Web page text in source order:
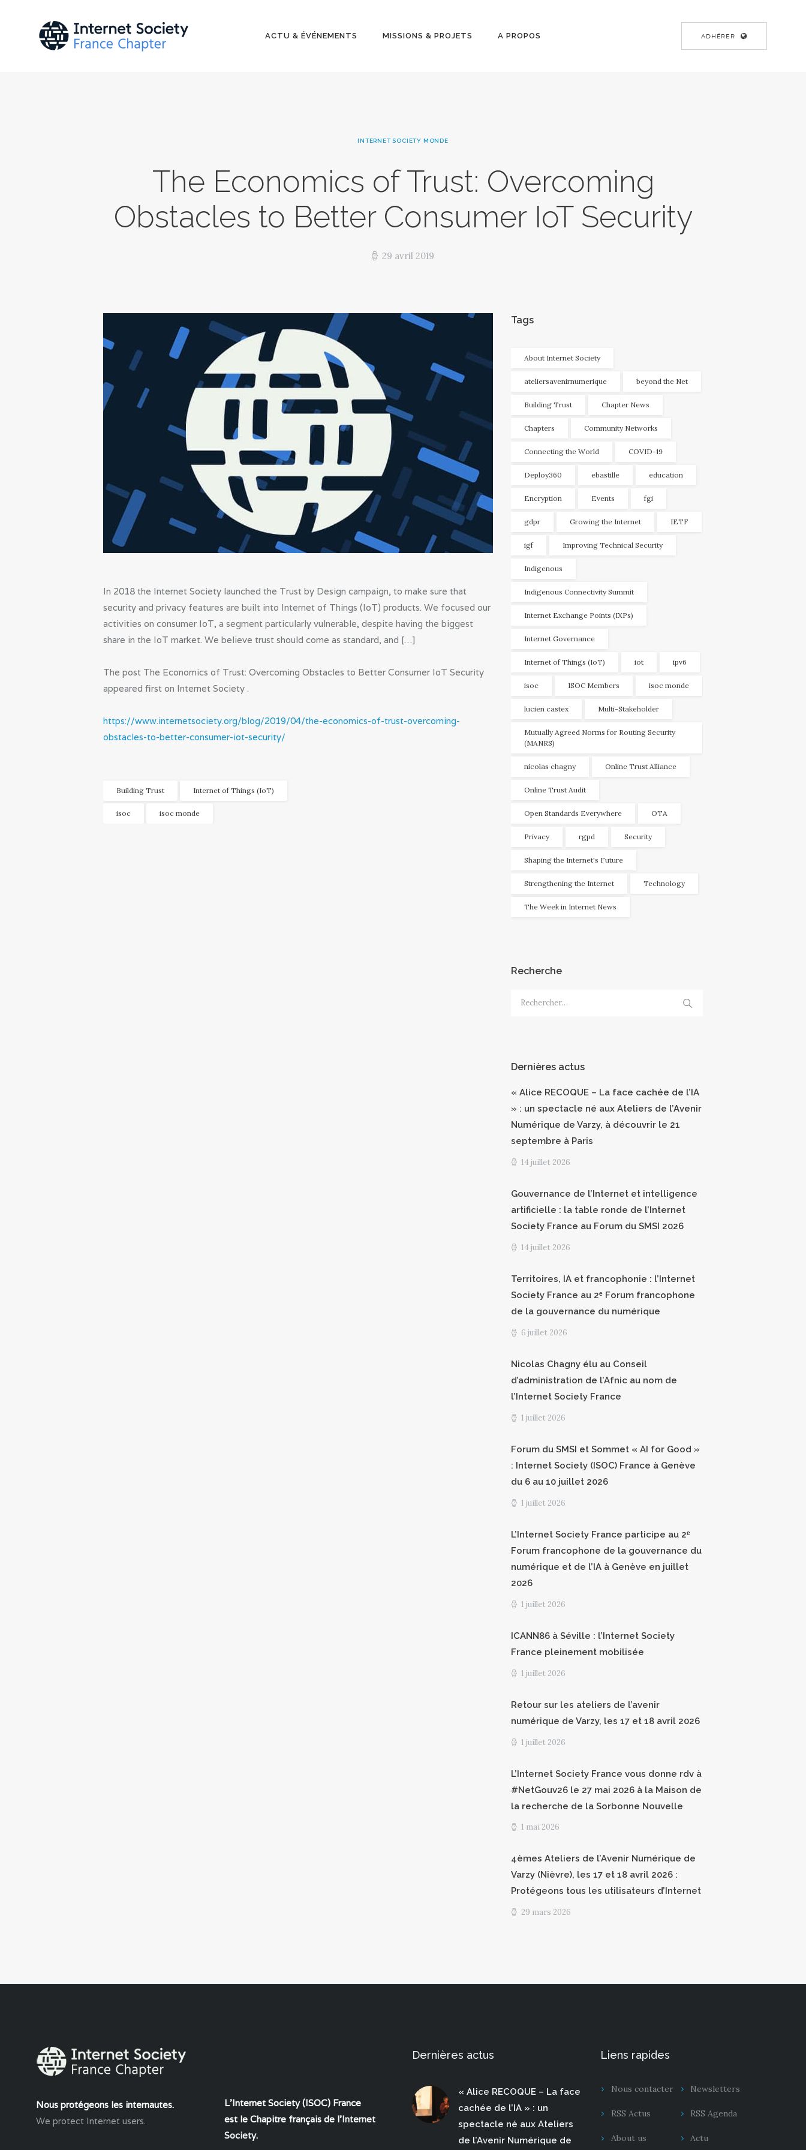
ACTU & ÉVÉNEMENTS MISSIONS & PROJETS A PROPOS ADHÉRER
INTERNET SOCIETY MONDE
The Economics of Trust: Overcoming
Obstacles to Better Consumer IoT Security
29 avril 2019
ÉVÉNEMENT
In 2018 the Internet Society launched the Trust by Design campaign, to make sure that
security and privacy features are built into Internet of Things (IoT) products. We focused our
activities on consumer IoT, a segment particularly vulnerable, despite having the biggest
share in the IoT market. We believe trust should come as standard, and […]
The post The Economics of Trust: Overcoming Obstacles to Better Consumer IoT Security
appeared first on Internet Society .
https://www.internetsociety.org/blog/2019/04/the-economics-of-trust-overcoming-
obstacles-to-better-consumer-iot-security/
Building Trust Internet of Things (IoT)
isoc isoc monde
Tags
About Internet Society
ateliersavenirnumerique beyond the Net
Building Trust Chapter News
Chapters Community Networks
Connecting the World COVID-19
Deploy360 ebastille education
Encryption Events fgi
gdpr Growing the Internet IETF
igf Improving Technical Security
Indigenous
Indigenous Connectivity Summit
Internet Exchange Points (IXPs)
Internet Governance
Internet of Things (IoT) iot ipv6
isoc ISOC Members isoc monde
lucien castex Multi-Stakeholder
Mutually Agreed Norms for Routing Security
(MANRS)
nicolas chagny Online Trust Alliance
Online Trust Audit
Open Standards Everywhere OTA
Privacy rgpd Security
Shaping the Internet's Future
Strengthening the Internet Technology
The Week in Internet News
Recherche
Rechercher :
Dernières actus
« Alice RECOQUE – La face cachée de l’IA
» : un spectacle né aux Ateliers de l’Avenir
Numérique de Varzy, à découvrir le 21
septembre à Paris
14 juillet 2026
Gouvernance de l’Internet et intelligence
artificielle : la table ronde de l’Internet
Society France au Forum du SMSI 2026
14 juillet 2026
Territoires, IA et francophonie : l’Internet
Society France au 2ᵉ Forum francophone
de la gouvernance du numérique
6 juillet 2026
Nicolas Chagny élu au Conseil
d’administration de l’Afnic au nom de
l’Internet Society France
1 juillet 2026
Forum du SMSI et Sommet « AI for Good »
: Internet Society (ISOC) France à Genève
du 6 au 10 juillet 2026
1 juillet 2026
L’Internet Society France participe au 2ᵉ
Forum francophone de la gouvernance du
numérique et de l’IA à Genève en juillet
2026
1 juillet 2026
ICANN86 à Séville : l’Internet Society
France pleinement mobilisée
1 juillet 2026
Retour sur les ateliers de l’avenir
numérique de Varzy, les 17 et 18 avril 2026
1 juillet 2026
L’Internet Society France vous donne rdv à
#NetGouv26 le 27 mai 2026 à la Maison de
la recherche de la Sorbonne Nouvelle
1 mai 2026
4èmes Ateliers de l’Avenir Numérique de
Varzy (Nièvre), les 17 et 18 avril 2026 :
Protégeons tous les utilisateurs d’Internet
29 mars 2026
Nous protégeons les internautes.
We protect Internet users.
L'Internet Society (ISOC) France
est le Chapitre français de l'Internet
Society.
Dernières actus
« Alice RECOQUE – La face
cachée de l’IA » : un
spectacle né aux Ateliers
de l’Avenir Numérique de
Liens rapides
Nous contacter Newsletters
RSS Actus RSS Agenda
About us Actu